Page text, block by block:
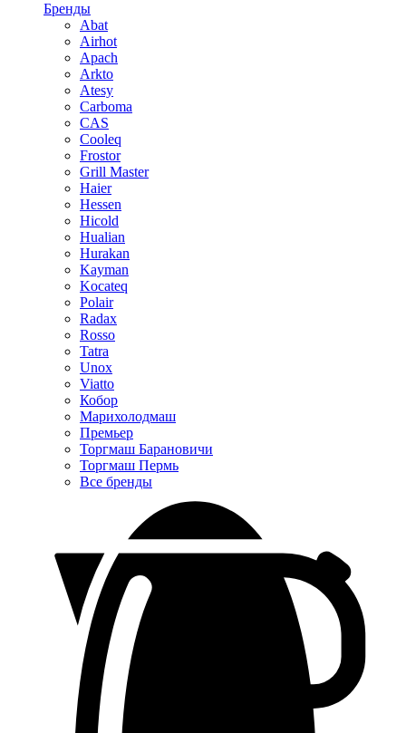
Бренды
Abat
Airhot
Apach
Arkto
Atesy
Carboma
CAS
Cooleq
Frostor
Grill Master
Haier
Hessen
Hicold
Hualian
Hurakan
Kayman
Kocateq
Polair
Radax
Rosso
Tatra
Unox
Viatto
Кобор
Марихолодмаш
Премьер
Торгмаш Барановичи
Торгмаш Пермь
Все бренды